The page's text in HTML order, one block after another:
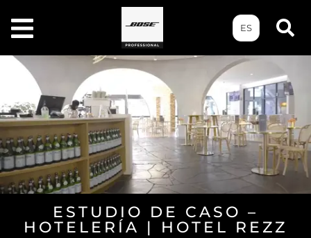
ES
ESTUDIO DE CASO –
HOTELERÍA | HOTEL REZZ